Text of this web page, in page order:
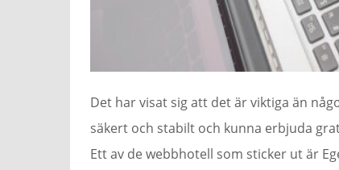
Det har visat sig att det är viktiga än
säkert och stabilt och kunna erbjuda
Ett av de webbhotell som sticker ut är